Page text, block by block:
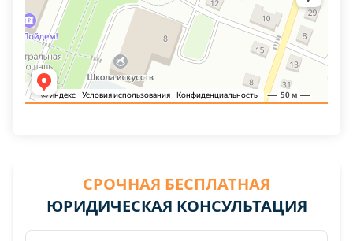
СРОЧНАЯ БЕСПЛАТНАЯ
ЮРИДИЧЕСКАЯ КОНСУЛЬТАЦИЯ